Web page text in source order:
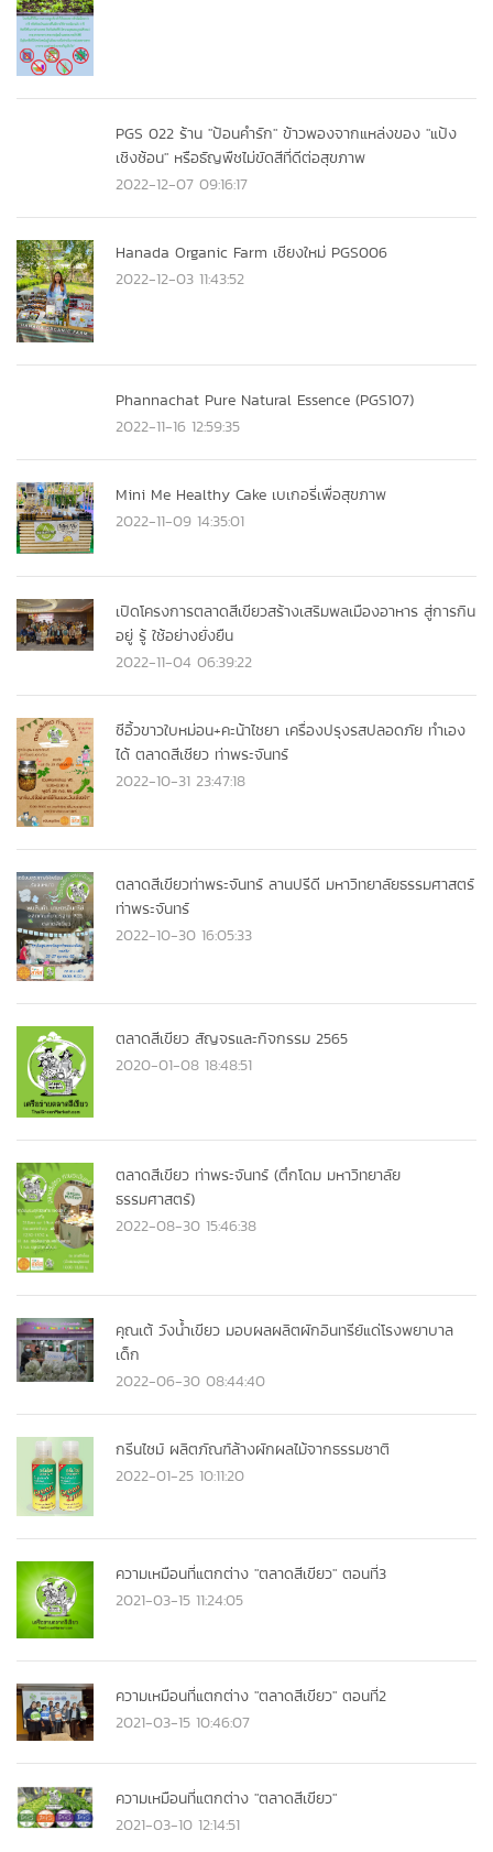
PGS 022 ร้าน "ป้อนคำรัก" ข้าวพองจากแหล่งของ "แป้ง
เชิงซ้อน" หรือธัญพืชไม่ขัดสีที่ดีต่อสุขภาพ
2022-12-07 09:16:17
Hanada Organic Farm เชียงใหม่ PGS006
2022-12-03 11:43:52
Phannachat Pure Natural Essence (PGS107)
2022-11-16 12:59:35
Mini Me Healthy Cake เบเกอรี่เพื่อสุขภาพ
2022-11-09 14:35:01
เปิดโครงการตลาดสีเขียวสร้างเสริมพลเมืองอาหาร สู่การกิน
อยู่ รู้ ใช้อย่างยั่งยืน
2022-11-04 06:39:22
ซีอิ้วขาวใบหม่อน+คะน้าไชยา เครื่องปรุงรสปลอดภัย ทำเอง
ได้ ตลาดสีเชียว ท่าพระจันทร์
2022-10-31 23:47:18
ตลาดสีเขียวท่าพระจันทร์ ลานปรีดี มหาวิทยาลัยธรรมศาสตร์
ท่าพระจันทร์
2022-10-30 16:05:33
ตลาดสีเขียว สัญจรและกิจกรรม 2565
2020-01-08 18:48:51
ตลาดสีเขียว ท่าพระจันทร์ (ตึกโดม มหาวิทยาลัย
ธรรมศาสตร์)
2022-08-30 15:46:38
คุณเต้ วังน้ำเขียว มอบผลผลิตผักอินทรีย์แด่โรงพยาบาล
เด็ก
2022-06-30 08:44:40
กรีนไซม์ ผลิตภัณฑ์ล้างผักผลไม้จากธรรมชาติ
2022-01-25 10:11:20
ความเหมือนที่แตกต่าง "ตลาดสีเขียว" ตอนที่3
2021-03-15 11:24:05
ความเหมือนที่แตกต่าง "ตลาดสีเขียว" ตอนที่2
2021-03-15 10:46:07
ความเหมือนที่แตกต่าง "ตลาดสีเขียว"
2021-03-10 12:14:51